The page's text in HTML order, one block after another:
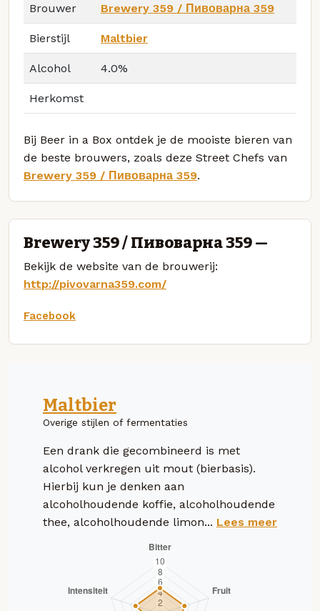
Brouwer Brewery 359 / Пивоварна 359
Bierstijl Maltbier
Alcohol 4.0%
Herkomst
Bij Beer in a Box ontdek je de mooiste bieren van
de beste brouwers, zoals deze Street Chefs van
Brewery 359 / Пивоварна 359.
Brewery 359 / Пивоварна 359 —
Bekijk de website van de brouwerij:
http://pivovarna359.com/
Facebook
Maltbier
Overige stijlen of fermentaties
Een drank die gecombineerd is met
alcohol verkregen uit mout (bierbasis).
Hierbij kun je denken aan
alcoholhoudende koffie, alcoholhoudende
thee, alcoholhoudende limon... Lees meer